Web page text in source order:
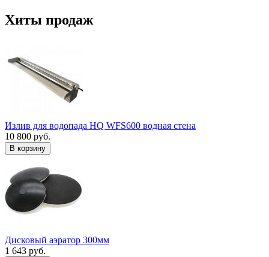
Хиты продаж
Излив для водопада HQ WFS600 водная стена
10 800 руб.
В корзину
Дисковый аэратор 300мм
1 643 руб.